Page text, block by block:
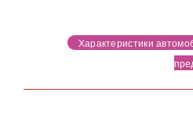
Характеристики